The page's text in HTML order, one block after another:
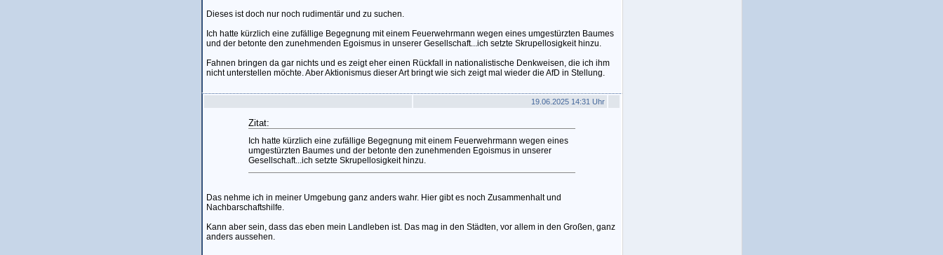
Dieses ist doch nur noch rudimentär und zu suchen.
Ich hatte kürzlich eine zufällige Begegnung mit einem Feuerwehrmann wegen eines umgestürzten Baumes
und der betonte den zunehmenden Egoismus in unserer Gesellschaft...ich setzte Skrupellosigkeit hinzu.
Fahnen bringen da gar nichts und es zeigt eher einen Rückfall in nationalistische Denkweisen, die ich ihm
nicht unterstellen möchte. Aber Aktionismus dieser Art bringt wie sich zeigt mal wieder die AfD in Stellung.
19.06.2025 14:31 Uhr
Zitat:
Ich hatte kürzlich eine zufällige Begegnung mit einem Feuerwehrmann wegen eines
umgestürzten Baumes und der betonte den zunehmenden Egoismus in unserer
Gesellschaft...ich setzte Skrupellosigkeit hinzu.
Das nehme ich in meiner Umgebung ganz anders wahr. Hier gibt es noch Zusammenhalt und
Nachbarschaftshilfe.
Kann aber sein, dass das eben mein Landleben ist. Das mag in den Städten, vor allem in den Großen, ganz
anders aussehen.